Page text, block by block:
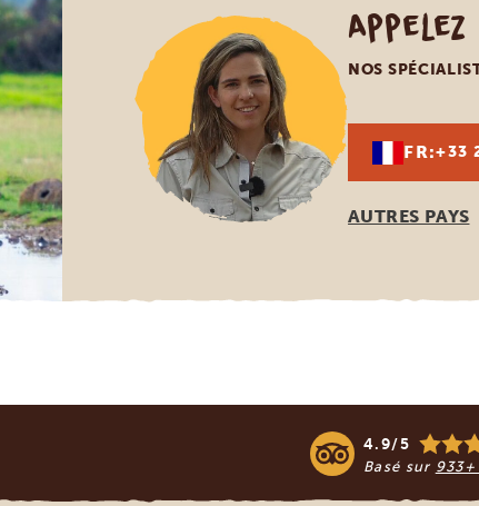
NOS
FR:+33
AUTRES PAYS
4.9/5
Basé sur